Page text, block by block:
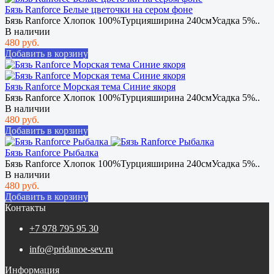
Бязь Ranforce Белые цветочки на сером фоне
Бязь Ranforce Хлопок 100%Турцияширина 240смУсадка 5%..
В наличии
480 руб.
Добавить в корзину
Бязь Ranforce Морская тема Синие якоря
Бязь Ranforce Хлопок 100%Турцияширина 240смУсадка 5%..
В наличии
480 руб.
Добавить в корзину
Бязь Ranforce Рыбалка
Бязь Ranforce Хлопок 100%Турцияширина 240смУсадка 5%..
В наличии
480 руб.
Добавить в корзину
Контакты
+7 978 795 95 30
info@pridanoe-sev.ru
Информация